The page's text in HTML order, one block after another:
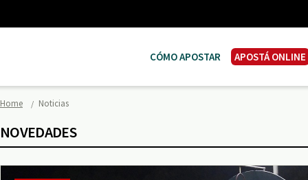
CÓMO APOSTAR APOSTÁ ONLINE
Home Noticias
NOVEDADES